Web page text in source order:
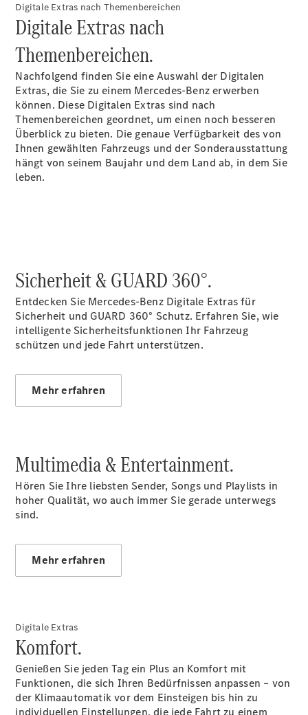
Kontakt
Ansprechpartner
Probefahrt
Kontaktformular
Unternehmens
News
Digitale Extras nach Themenbereichen
Digitale Extras nach
Themenbereichen.
Nachfolgend finden Sie eine Auswahl der Digitalen
Extras, die Sie zu einem Mercedes-Benz erwerben
können. Diese Digitalen Extras sind nach
Themenbereichen geordnet, um einen noch besseren
Überblick zu bieten. Die genaue Verfügbarkeit des von
Ihnen gewählten Fahrzeugs und der Sonderausstattung
hängt von seinem Baujahr und dem Land ab, in dem Sie
leben.
Sicherheit & GUARD 360°.
Entdecken Sie Mercedes-Benz Digitale Extras für
Sicherheit und GUARD 360° Schutz. Erfahren Sie, wie
intelligente Sicherheitsfunktionen Ihr Fahrzeug
schützen und jede Fahrt unterstützen.
Mehr erfahren
Multimedia & Entertainment.
Hören Sie Ihre liebsten Sender, Songs und Playlists in
hoher Qualität, wo auch immer Sie gerade unterwegs
sind.
Mehr erfahren
Digitale Extras
Komfort.
Genießen Sie jeden Tag ein Plus an Komfort mit
Funktionen, die sich Ihren Bedürfnissen anpassen – von
der Klimaautomatik vor dem Einsteigen bis hin zu
individuellen Einstellungen, die jede Fahrt zu einem